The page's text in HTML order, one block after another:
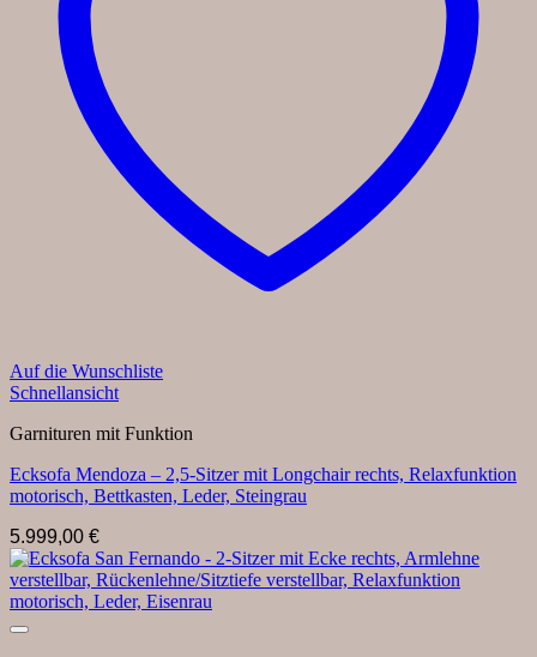
Auf die Wunschliste
Schnellansicht
Garnituren mit Funktion
Ecksofa Mendoza – 2,5-Sitzer mit Longchair rechts, Relaxfunktion
motorisch, Bettkasten, Leder, Steingrau
5.999,00 €